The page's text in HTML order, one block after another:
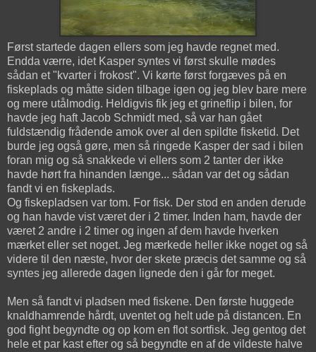
Først startede dagen ellers som jeg havde regnet med.
Endda værre, idet Kasper syntes vi først skulle mødes
sådan et "kvarter i frokost". Vi kørte først forgæves på en
fiskeplads og måtte siden tilbage igen og jeg blev bare mere
og mere utålmodig. Heldigvis fik jeg et grineflip i bilen, for
havde jeg haft Jacob Schmidt med, så var han gået
fuldstændig frådende amok over al den spildte fisketid. Det
burde jeg også gøre, men så ringede Kasper der sad i bilen
foran mig og så snakkede vi ellers som 2 tanter der ikke
havde hørt fra hinanden længe... sådan var det og sådan
fandt vi en fiskeplads.
Og fiskepladsen var tom. For fisk. Der stod en anden derude
og han havde vist været der i 2 timer. Inden ham, havde der
været 2 andre i 2 timer og ingen af dem havde hverken
mærket eller set noget. Jeg mærkede heller ikke noget og så
videre til den næste, hvor der skete præcis det samme og så
syntes jeg allerede dagen lignede den i går for meget.
Men så fandt vi pladsen med fiskene. Den første huggede
knaldhamrende hårdt, uventet og helt ude på distancen. En
god fight begyndte og op kom en flot sortfisk. Jeg gentog det
hele et par kast efter og så begyndte en af de vildeste halve